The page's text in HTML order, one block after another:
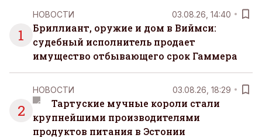
1
НОВОСТИ 03.08.26, 14:40
Бриллиант, оружие и дом в Виймси:
судебный исполнитель продает
имущество отбывающего срок Гаммера
2
НОВОСТИ 03.08.26, 18:29
Тартуские мучные короли стали
крупнейшими производителями
продуктов питания в Эстонии